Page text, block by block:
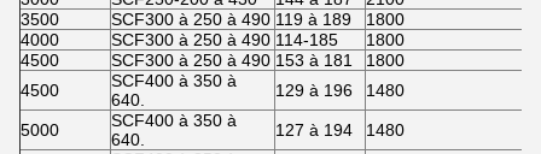
3500
SCF300 à 250 à 490 119 à 189 1800
4000
SCF300 à 250 à 490 114-185 1800
4500
SCF300 à 250 à 490 153 à 181 1800
4500
SCF400 à 350 à
640.
129 à 196 1480
5000
SCF400 à 350 à
640.
127 à 194 1480